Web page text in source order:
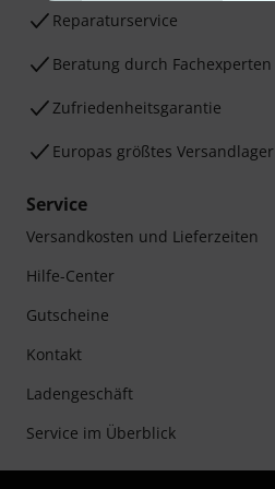
Reparaturservice
Beratung durch Fachexperten
Zufriedenheitsgarantie
Europas größtes Versandlager
Service
Versandkosten und Lieferzeiten
Hilfe-Center
Gutscheine
Kontakt
Ladengeschäft
Service im Überblick